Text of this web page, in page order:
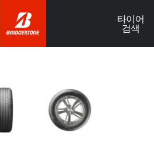
타이어
검색